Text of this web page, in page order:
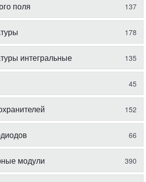
поля 137
178
интегральные 135
45
152
66
модули 390